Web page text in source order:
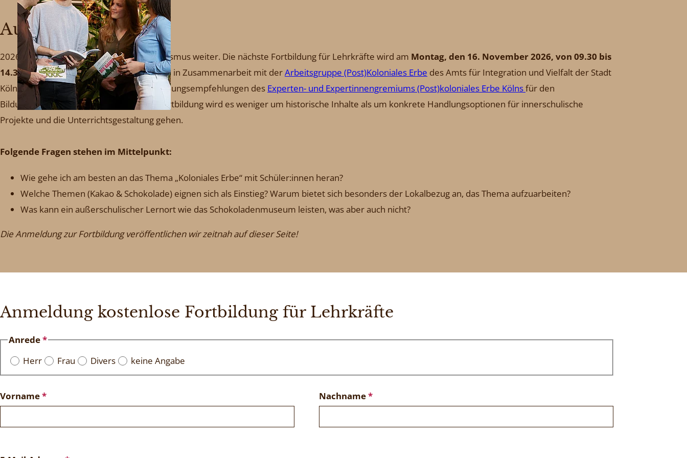
Ausblick für 2026
2026 geht es mit dem Thema Postkolonialismus weiter. Die nächste Fortbildung für Lehrkräfte wird am Montag, den 16. November 2026, von 09.30 bis
14.30 Uhrstattfinden. Die Fortbildung wird in Zusammenarbeit mit derArbeitsgruppe (Post)Koloniales Erbe des Amts für Integration und Vielfalt der Stadt
Köln entwickelt. Sie wird sich mit den Handlungsempfehlungen des Experten- und Expertinnengremiums (Post)koloniales Erbe Kölnsfür den
Bildungsbereich beschäftigen. In dieser Fortbildung wird es weniger um historische Inhalte als um konkrete Handlungsoptionen für innerschulische
Projekte und die Unterrichtsgestaltung gehen.
Folgende Fragen stehen im Mittelpunkt:
Wie gehe ich am besten an das Thema „Koloniales Erbe“ mit Schüler:innen heran?
Welche Themen (Kakao & Schokolade) eignen sich als Einstieg? Warum bietet sich besonders der Lokalbezug an, das Thema aufzuarbeiten?
Was kann ein außerschulischer Lernort wie das Schokoladenmuseum leisten, was aber auch nicht?
Die Anmeldung zur Fortbildung veröffentlichen wir zeitnah auf dieser Seite!
Anmeldung kostenlose Fortbildung für Lehrkräfte
Anrede*
Herr
Frau Divers keine Angabe
Vorname* Nachname*